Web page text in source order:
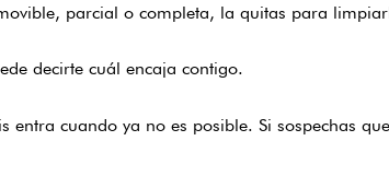
parcial o completa, la quitas para
decirte cuál encaja contigo.
entra cuando ya no es posible. Si sospechas